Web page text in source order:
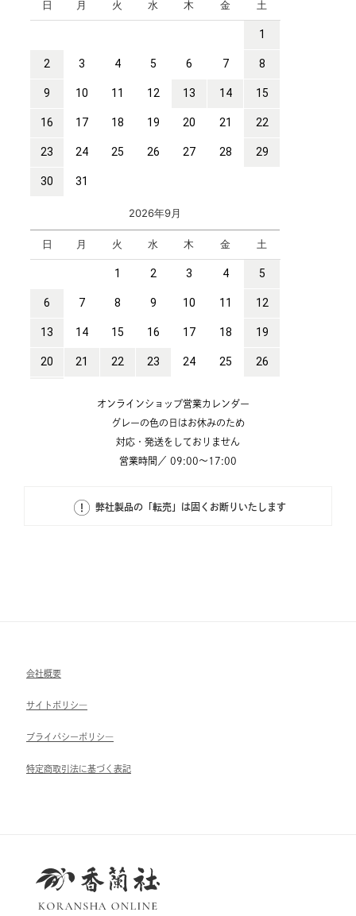
オンラインショップ営業カレンダー
グレーの色の日はお休みのため
対応・発送をしておりません
営業時間／ 09:00～17:00
弊社製品の「転売」は固くお断りいたします
会社概要
サイトポリシ―
ブライパシーポリシ―
特定商取引法に基づく表記